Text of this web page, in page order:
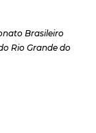
Brasileiro
Rio Grande do